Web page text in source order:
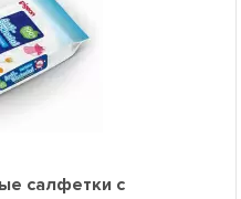
салфетки с